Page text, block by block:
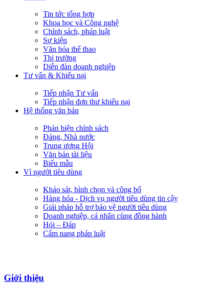
Tin tức tổng hợp
Khoa học và Công nghệ
Chính sách, pháp luật
Sự kiện
Văn hóa thể thao
Thị trường
Diễn đàn doanh nghiệp
Tư vấn & Khiếu nại
Tiếp nhận Tư vấn
Tiếp nhận đơn thư khiếu nại
Hệ thống văn bản
Phản biện chính sách
Đảng, Nhà nước
Trung ương Hội
Văn bản tài liệu
Biểu mẫu
Vì người tiêu dùng
Khảo sát, bình chọn và công bố
Hàng hóa - Dịch vụ người tiêu dùng tin cậy
Giải pháp hỗ trợ bảo vệ người tiêu dùng
Doanh nghiệp, cá nhân cùng đồng hành
Hỏi – Đáp
Cẩm nang pháp luật
Giới thiệu